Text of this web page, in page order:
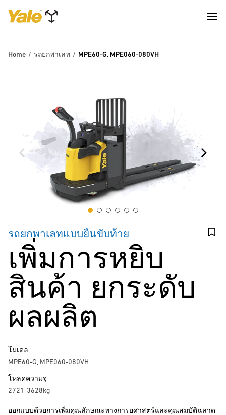
Home รถยกพาเลท MPE60-G, MPE060-080VH
รถยกพาเลทแบบยืนขับท้าย
เพิ่มการหยิบ
สินค้า ยกระดับ
ผลผลิต
โมเดล
MPE60-G, MPE060-080VH
โหลดความจุ
2721-3628kg
ออกแบบด้วยการเพิ่มคุณลักษณะทางการยศาสตร์และคุณสมบัติฉลาด